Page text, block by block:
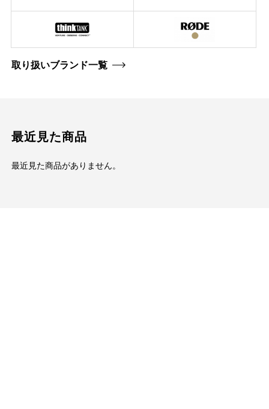
取り扱いブランド一覧
最近見た商品
最近見た商品がありません。